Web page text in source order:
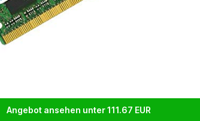
Angebot ansehen unter 111.67 EUR